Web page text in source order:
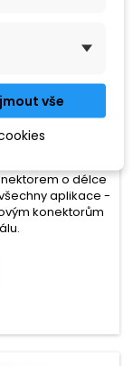
o délce
aplikace -
konektorům
vše